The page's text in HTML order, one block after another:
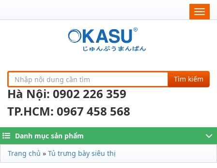
Tìm kiếm
Hà Nội: 0902 226 359
TP.HCM: 0967 458 568
Danh mục sản phẩm
Trang chủ » Tủ trưng bày siêu thị